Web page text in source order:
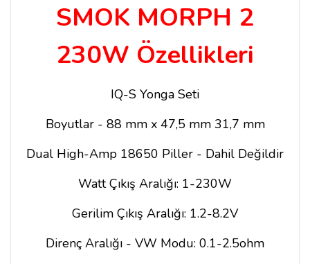
SMOK MORPH 2
230W Özellikleri
IQ-S Yonga Seti
Boyutlar - 88 mm x 47,5 mm 31,7 mm
Dual High-Amp 18650 Piller - Dahil Değildir
Watt Çıkış Aralığı: 1-230W
Gerilim Çıkış Aralığı: 1.2-8.2V
Direnç Aralığı - VW Modu: 0.1-2.5ohm